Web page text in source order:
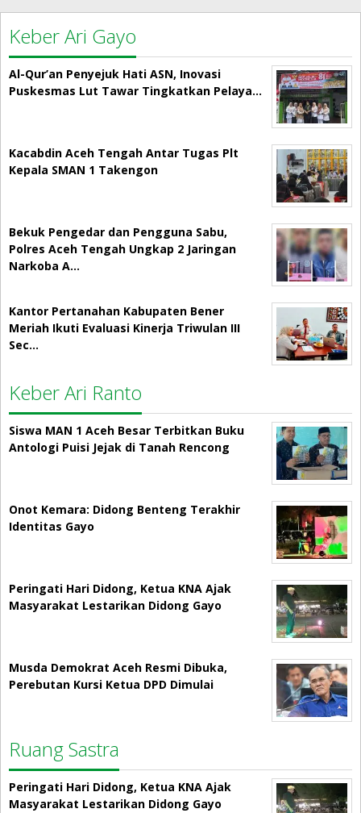
Keber Ari Gayo
Al-Qur’an Penyejuk Hati ASN, Inovasi
Puskesmas Lut Tawar Tingkatkan Pelaya…
Kacabdin Aceh Tengah Antar Tugas Plt
Kepala SMAN 1 Takengon
Bekuk Pengedar dan Pengguna Sabu,
Polres Aceh Tengah Ungkap 2 Jaringan
Narkoba A…
Kantor Pertanahan Kabupaten Bener
Meriah Ikuti Evaluasi Kinerja Triwulan III
Sec…
Keber Ari Ranto
Siswa MAN 1 Aceh Besar Terbitkan Buku
Antologi Puisi Jejak di Tanah Rencong
Onot Kemara: Didong Benteng Terakhir
Identitas Gayo
Peringati Hari Didong, Ketua KNA Ajak
Masyarakat Lestarikan Didong Gayo
Musda Demokrat Aceh Resmi Dibuka,
Perebutan Kursi Ketua DPD Dimulai
Ruang Sastra
Peringati Hari Didong, Ketua KNA Ajak
Masyarakat Lestarikan Didong Gayo